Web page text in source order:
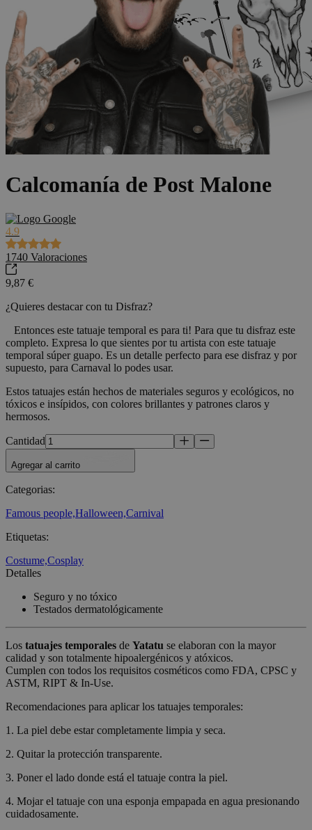
Calcomanía de Post Malone
4.9
1740 Valoraciones
9,87 €
¿Quieres destacar con tu Disfraz?
Entonces este tatuaje temporal es para ti! Para que tu disfraz este
completo. Expresa lo que sientes por tu artista con este tatuaje
temporal súper guapo. Es un detalle perfecto para ese disfraz y por
supuesto, para Carnaval lo podes usar.
Estos tatuajes están hechos de materiales seguros y ecológicos, no
tóxicos e insípidos, con colores brillantes y patrones claros y
hermosos.
Cantidad
Agregar al carrito
Categorias:
Famous people,Halloween,Carnival
Etiquetas:
Costume,Cosplay
Detalles
Seguro y no tóxico
Testados dermatológicamente
Los tatuajes temporales de Yatatu se elaboran con la mayor
calidad y son totalmente hipoalergénicos y atóxicos.
Cumplen con todos los requisitos cosméticos como FDA, CPSC y
ASTM, RIPT & In-Use.
Recomendaciones para aplicar los tatuajes temporales:
1. La piel debe estar completamente limpia y seca.
2. Quitar la protección transparente.
3. Poner el lado donde está el tatuaje contra la piel.
4. Mojar el tatuaje con una esponja empapada en agua presionando
cuidadosamente.